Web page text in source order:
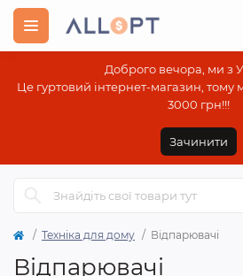
Доброго вечора, ми з
Це гуртовий інтернет-магазин, тому
3000 грн!!!
Зачинити
Техніка для дому Відпарювачі
Відпарювачі